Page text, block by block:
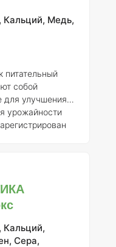
условия
Кальций, Медь,
питательный
собой
для улучшения
урожайности
смесь
всеми
полноценного
Кальций,
Сера,